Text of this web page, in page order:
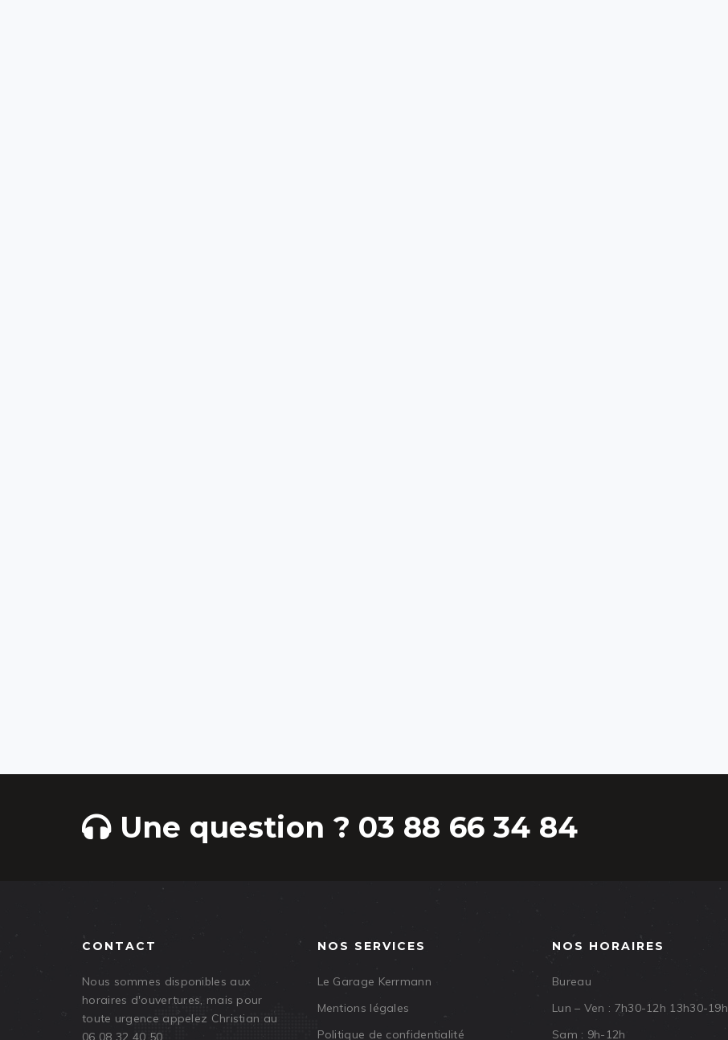
Une question ? 03 88 66 34 84
CONTACT
Nous sommes disponibles aux
horaires d'ouvertures, mais pour
toute urgence appelez Christian au
06 08 32 40 50
NOS SERVICES
Le Garage Kerrmann
Mentions légales
Politique de confidentialité
NOS HORAIRES
Bureau
Lun – Ven : 7h30-12h 13h30-19h
Sam : 9h-12h